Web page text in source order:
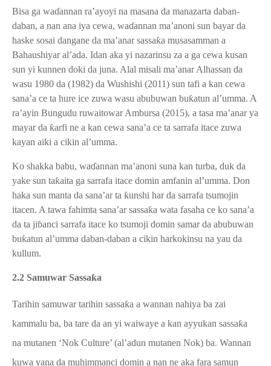
Bisa ga waɗannan ra’ayoyi na masana da manazarta daban-
daban, a nan ana iya cewa, waɗannan ma’anoni sun bayar da
haske sosai dangane da ma’anar sassaƙa musasamman a
Bahaushiyar al’ada. Idan aka yi nazarinsu za a ga cewa kusan
sun yi kunnen doki da juna. Alal misali ma’anar Alhassan da
wasu 1980 da (1982) da Wushishi (2011) sun tafi a kan cewa
sana’a ce ta hure ice zuwa wasu abubuwan buƙatun al’umma. A
ra’ayin Bungudu ruwaitowar Ambursa (2015), a tasa ma’anar ya
mayar da ƙarfi ne a kan cewa sana’a ce ta sarrafa itace zuwa
kayan aiki a cikin al’umma.
Ko shakka babu, waɗannan ma’anoni suna kan turba, duk da
yake sun taƙaita ga sarrafa itace domin amfanin al’umma. Don
haka sun manta da sana’ar ta ƙunshi har da sarrafa tsumojin
itacen. A tawa fahimta sana’ar sassaƙa wata fasaha ce ko sana’a
da ta jiɓanci sarrafa itace ko tsumoji domin samar da abubuwan
buƙatun al’umma daban-daban a cikin harkokinsu na yau da
kullum.
2.2 Samuwar Sassaƙa
Tarihin samuwar tarihin sassaƙa a wannan nahiya ba zai
kammalu ba, ba tare da an yi waiwaye a kan ayyukan sassaƙa
na mutanen ‘Nok Culture’ (al’adun mutanen Nok) ba. Wannan
kuwa yana da muhimmanci domin a nan ne aka fara samun